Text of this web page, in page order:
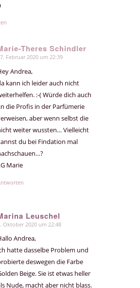
Theres Schindler
sagte:
Februar 2020 um 22:39
Andrea,
kann ich leider auch nicht
:-( Würde dich auch
die Profis in der Parfümerie
aber wenn selbst die
weiter wussten… Vielleicht
du bei Findation mal
Marie
Leuschel
sagte:
Oktober 2020 um 22:48
Andrea,
hatte dasselbe Problem und
deswegen die Farbe
Beige. Sie ist etwas heller
Nude, macht aber nicht blass.